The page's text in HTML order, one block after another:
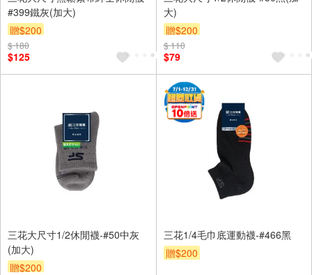
#399鐵灰(加大)
贈$200
$ 180
$125
大)
贈$200
$ 110
$79
三花大尺寸1/2休閒襪-#50中灰
(加大)
贈$200
三花1/4毛巾底運動襪-#466黑
贈$200